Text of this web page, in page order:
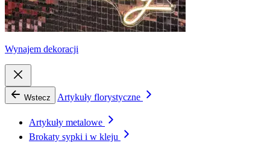
Wynajem dekoracji
Wstecz Artykuły florystyczne
Artykuły metalowe
Brokaty sypki i w kleju